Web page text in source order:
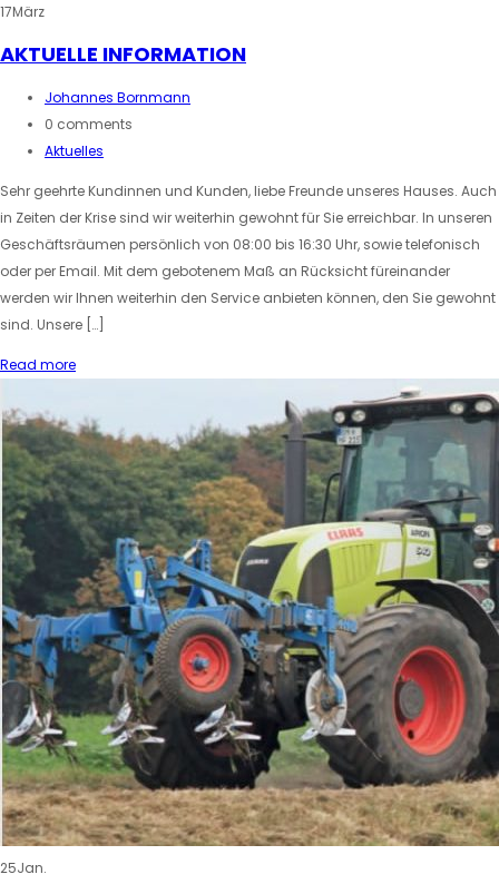
17März
AKTUELLE INFORMATION
Johannes Bornmann
0 comments
Aktuelles
Sehr geehrte Kundinnen und Kunden, liebe Freunde unseres Hauses. Auch
in Zeiten der Krise sind wir weiterhin gewohnt für Sie erreichbar. In unseren
Geschäftsräumen persönlich von 08:00 bis 16:30 Uhr, sowie telefonisch
oder per Email. Mit dem gebotenem Maß an Rücksicht füreinander
werden wir Ihnen weiterhin den Service anbieten können, den Sie gewohnt
sind. Unsere […]
Read more
25Jan.